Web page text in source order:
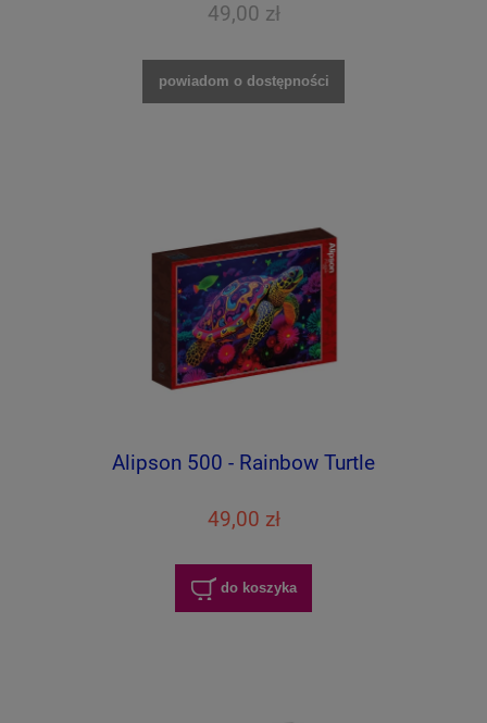
49,00 zł
powiadom o dostępności
Alipson 500 - Rainbow Turtle
49,00 zł
do koszyka